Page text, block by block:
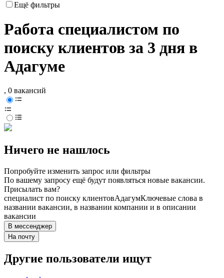
Ещё фильтры
Работа специалистом по
поиску клиентов за 3 дня в
Адагуме
, 0 вакансий
Ничего не нашлось
Попробуйте изменить запрос или фильтры
По вашему запросу ещё будут появляться новые вакансии.
Присылать вам?
специалист по поиску клиентовАдагумКлючевые слова в
названии вакансии, в названии компании и в описании
вакансии
В мессенджер
На почту
Другие пользователи ищут